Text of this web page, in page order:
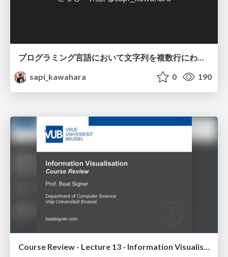
プログラミング言語において文字列を複数行にわたって だらだらと記載するアレ
sapi_kawahara
0 190
Course Review - Lecture 13 - Information Visualisation (4019538FNR)